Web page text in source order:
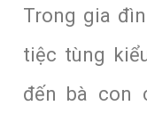
Trong gia
tiệc tùng
đến bà con